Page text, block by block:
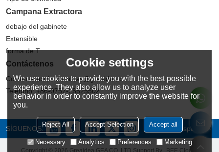
Campana Extractora
debajo del gabinete
Extensible
forma de T
Contáctenos
Correo electrónico: sales@greaidea.com
Teléfono: +86-0757-25525502
SÍGUENOS: Español
Cookie settings
We use cookies to provide you with the best possible
experience. They also allow us to analyze user
behavior in order to constantly improve the website for
you.
Reject All Accept Selection Accept all
Necessary Analytics Preferences Marketing